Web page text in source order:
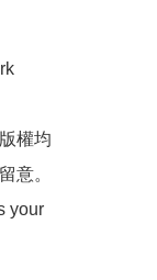
權均
意。
your